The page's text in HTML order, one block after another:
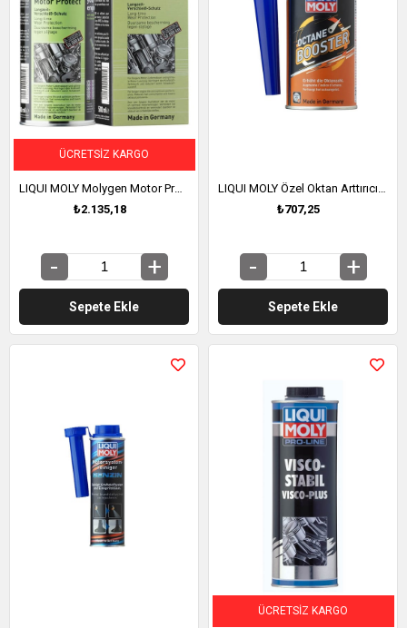
LIQUI MOLY Molygen Motor Protect Sentetik Yağ Katkısı 500 ml (1015)
₺2.135,18
Sepete Ekle
ÜCRETSIZ KARGO
LIQUI MOLY Özel Oktan Arttırıcı + / Octane Booster (21280)
₺707,25
Sepete Ekle
ÜCRETSIZ KARGO